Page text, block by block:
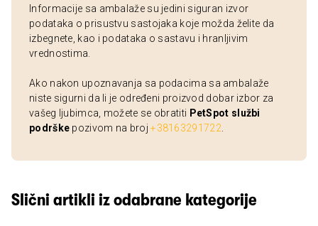
Informacije sa ambalaže su jedini siguran izvor
podataka o prisustvu sastojaka koje možda želite da
izbegnete, kao i podataka o sastavu i hranljivim
vrednostima.
Ako nakon upoznavanja sa podacima sa ambalaže
niste sigurni da li je određeni proizvod dobar izbor za
vašeg ljubimca, možete se obratiti PetSpot službi
podrške pozivom na broj+38163291722
Slični artikli iz odabrane kategorije